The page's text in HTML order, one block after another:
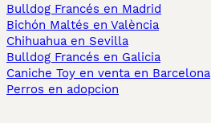
Bulldog Francés en Madrid
Bichón Maltés en València
Chihuahua en Sevilla
Bulldog Francés en Galicia
Caniche Toy en venta en Barcelona
Perros en adopcion